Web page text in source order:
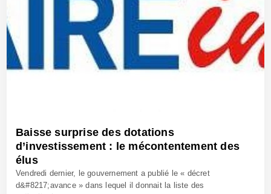
Baisse surprise des dotations
d’investissement : le mécontentement des
élus
Vendredi dernier, le gouvernement a publié le « décret
d&#8217;avance » dans lequel il donnait la liste des